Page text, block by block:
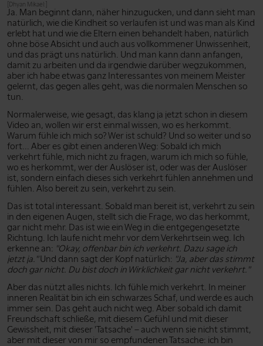
[Dhyan Mikael:]
Ja. Man beginnt dann, näher hinzugucken, und dann sieht man
natürlich, wie die Kindheit so verlaufen ist und was man als Kind
erlebt hat und wie die Eltern einen behandelt haben, natürlich
ohne böse Absicht und auch aus vollkommener Unwissenheit,
und das prägt uns natürlich. Und man kann dann anfangen,
damit zu arbeiten und da irgendwie darüber wegzukommen,
aber ich habe etwas ganz Interessantes von meinem Meister
gelernt, das gegen alles geht, was die normalen Menschen so
tun.
Normalerweise, wie gesagt, das klang ja jetzt schon in diesem
Video an, wollen wir erst einmal wissen, wo es herkommt.
Warum fühle ich mich so? Wer ist schuld? Und so weiter und so
fort... Aber es gibt einen anderen Weg: Sobald ich mich
verkehrt fühle, mich nicht zu fragen, warum ich mich so fühle,
wo es herkommt, wer der Auslöser ist, oder was der Auslöser
ist, sondern einfach dieses sich verkehrt fühlen annehmen und
fühlen. Also bereit zu sein, verkehrt zu sein.
Das ist total interessant. Sobald man bereit ist, verkehrt zu sein
in den eigenen Augen, stellt sich die Frage, wo das herkommt,
gar nicht mehr. Das ist wie ein Weg in die entgegengesetzte
Richtung. Ich laufe nicht mehr vor dem Verkehrtsein weg. Ich
erkenne an: "Okay, offenbar bin ich verkehrt. Dazu sage ich
jetzt ja."Und dann sagt der Kopf natürlich: "Ja, aber das stimmt
doch gar nicht. Du bist doch in Wirklichkeit gar nicht verkehrt."
Aber das nützt alles nichts. Ich fühle mich verkehrt. In meiner
inneren Realität bin ich ein schwarzes Schaf, und werde es auch
immer sein. Das geht auch nicht weg. Aber sobald ich damit
Freundschaft schließe, mit diesem Gefühl und mit dieser
Gewissheit, mit dieser 'Tatsache' – auch wenn sie nicht stimmt,
aber mit dieser von mir so empfundenen Tatsache: ich bin